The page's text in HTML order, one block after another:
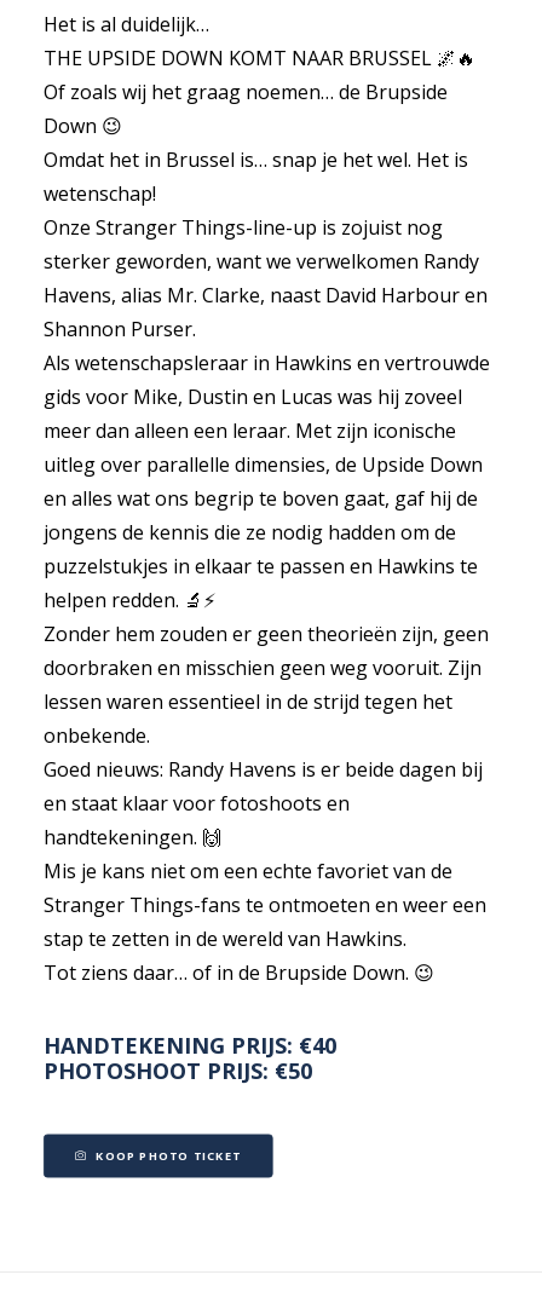
Het is al duidelijk…
THE UPSIDE DOWN KOMT NAAR BRUSSEL 🌌🔥
Of zoals wij het graag noemen… de Brupside
Down 😉
Omdat het in Brussel is… snap je het wel. Het is
wetenschap!
Onze Stranger Things-line-up is zojuist nog
sterker geworden, want we verwelkomen Randy
Havens, alias Mr. Clarke, naast David Harbour en
Shannon Purser.
Als wetenschapsleraar in Hawkins en vertrouwde
gids voor Mike, Dustin en Lucas was hij zoveel
meer dan alleen een leraar. Met zijn iconische
uitleg over parallelle dimensies, de Upside Down
en alles wat ons begrip te boven gaat, gaf hij de
jongens de kennis die ze nodig hadden om de
puzzelstukjes in elkaar te passen en Hawkins te
helpen redden. 🔬⚡
Zonder hem zouden er geen theorieën zijn, geen
doorbraken en misschien geen weg vooruit. Zijn
lessen waren essentieel in de strijd tegen het
onbekende.
Goed nieuws: Randy Havens is er beide dagen bij
en staat klaar voor fotoshoots en
handtekeningen. 🙌
Mis je kans niet om een echte favoriet van de
Stranger Things-fans te ontmoeten en weer een
stap te zetten in de wereld van Hawkins.
Tot ziens daar… of in de Brupside Down. 😉
HANDTEKENING PRIJS: €40
PHOTOSHOOT PRIJS: €50
KOOP PHOTO TICKET